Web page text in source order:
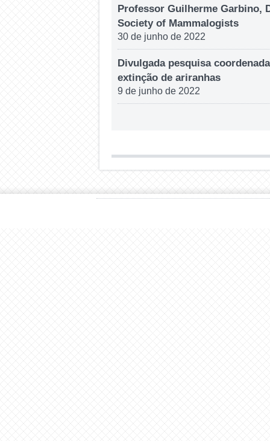
Professor Guilherme Garbino,
Society of Mammalogists
30 de junho de 2022
Divulgada pesquisa
extinção de ariranhas
9 de junho de 2022